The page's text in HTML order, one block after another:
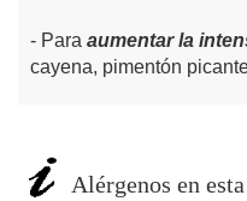
Para aumentar la
cayena, pimentón
Alérgenos en